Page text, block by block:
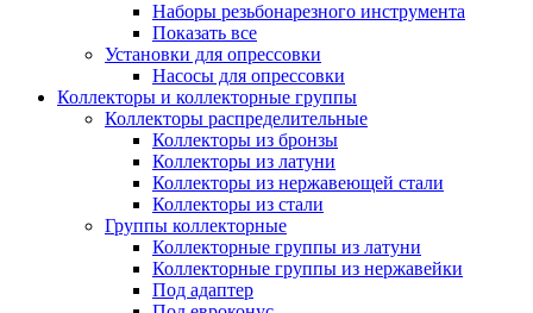
Наборы резьбонарезного инструмента
Показать все
Установки для опрессовки
Насосы для опрессовки
Коллекторы и коллекторные группы
Коллекторы распределительные
Коллекторы из бронзы
Коллекторы из латуни
Коллекторы из нержавеющей стали
Коллекторы из стали
Группы коллекторные
Коллекторные группы из латуни
Коллекторные группы из нержавейки
Под адаптер